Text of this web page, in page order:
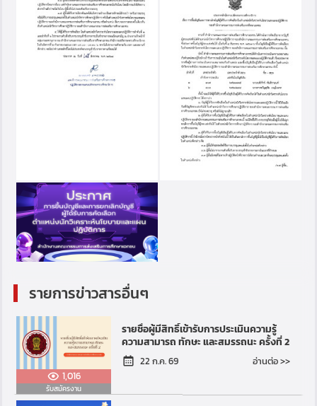
รายการข่าวสารอื่นๆ
1,016
รับสมัครงาน
รายชื่อผู้มีสิทธิ์เข้ารับการประเมินความรู้
ความสามารถ ทักษะ และสมรรถนะ ครั้งที่ 2
22 ก.ค. 69 อ่านต่อ >>